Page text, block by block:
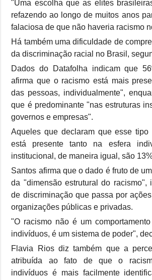
"Uma escolha que as elites
refazendo ao longo de muitos anos
falaciosa de que não haveria racismo
Há também uma dificuldade de
da discriminação racial no Brasil,
Dados do Datafolha indicam que
afirma que o racismo está mais
das pessoas, individualmente",
que é predominante "nas estruturas
governos e empresas".
Aqueles que declaram que esse tipo
está presente tanto na esfera
institucional, de maneira igual, são
Santos afirma que o dado é fruto de
da "dimensão estrutural do racismo",
de discriminação que passa por
organizações públicas e privadas.
"O racismo não é um
indivíduos, é um sistema de poder",
Flavia Rios diz também que a
atribuída ao fato de que o
indivíduos é mais facilmente